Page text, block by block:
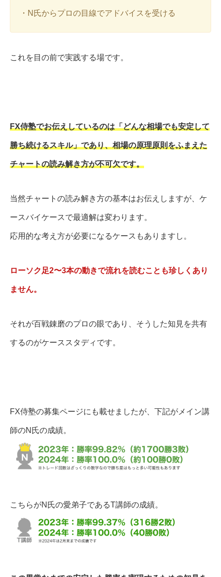
・N氏からプロの目線でアドバイスを受ける
これを目の前で実践する場です。
FX侍塾でお伝えしているのは「どんな相場でも安定して
勝ち続けるスキル」であり、相場の原理原則をふまえた
チャートの読み解き方が不可欠です。
当然チャートの読み解き方の基本はお伝えしますが、ケ
ースバイケースで最適解は変わります。
応用的な考え方が必要になるケースもありますし。
ローソク足2〜3本の動きで流れを読むことも珍しくあり
ません。
それが百戦錬磨のプロの眼であり、そうした知見を共有
するのがケーススタディです。
FX侍塾の募集ページにも載せましたが、下記がメイン講
師のN氏の成績。
こちらがN氏の愛弟子であるT講師の成績。